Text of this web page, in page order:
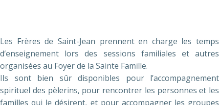
Les Frères de Saint-Jean prennent en charge les temps
d’enseignement lors des sessions familiales et autres
organisées au Foyer de la Sainte Famille.
Ils sont bien sûr disponibles pour l’accompagnement
spirituel des pèlerins, pour rencontrer les personnes et les
familles qui le désirent, et pour accompagner les groupes